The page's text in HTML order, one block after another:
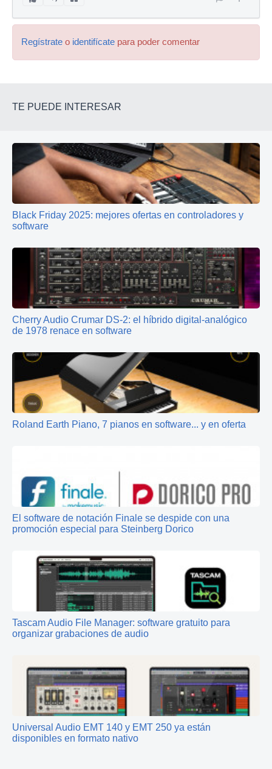
Regístrate o identifícate para poder comentar
TE PUEDE INTERESAR
Black Friday 2025: mejores ofertas en controladores y
software
Cherry Audio Crumar DS‑2: el híbrido digital‑analógico
de 1978 renace en software
Roland Earth Piano, 7 pianos en software... y en oferta
El software de notación Finale se despide con una
promoción especial para Steinberg Dorico
Tascam Audio File Manager: software gratuito para
organizar grabaciones de audio
Universal Audio EMT 140 y EMT 250 ya están
disponibles en formato nativo